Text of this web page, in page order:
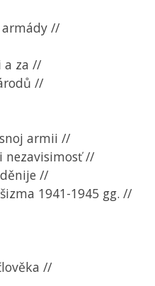
armády //
a za //
//
armii //
nezavisimosť //
//
1941-1945 gg. //
//